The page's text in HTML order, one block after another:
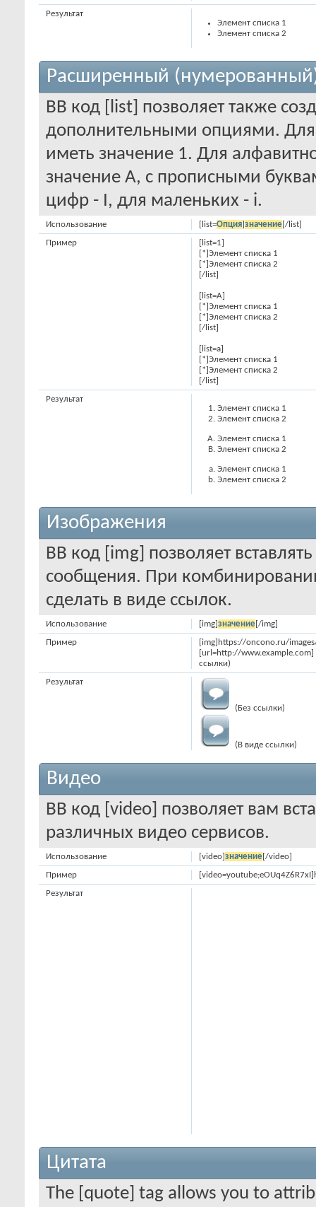
Элемент списка 1
Элемент списка 2
Результат
Расширенный
BB код [list] позволяет также
дополнительными опциями.
иметь значение 1. Для
значение A, с прописными
цифр - I, для маленьких - i.
[list=Опция]значение[/list]
Использование
[list=1]
[*]Элемент списка 1
[*]Элемент списка 2
[/list]
[list=A]
[*]Элемент списка 1
[*]Элемент списка 2
[/list]
[list=a]
[*]Элемент списка 1
[*]Элемент списка 2
[/list]
Пример
Элемент списка 1
Элемент списка 2
Элемент списка 1
Элемент списка 2
Элемент списка 1
Элемент списка 2
Результат
Изображения
BB код [img] позволяет
сообщения. При
сделать в виде ссылок.
[img]значение[/img]
Использование
[img]https://oncono.ru/
[url=http://
ссылки)
Пример
(Без ссылки)
(В виде ссылки)
Результат
Видео
BB код [video] позволяет вам
различных видео сервисов.
[video]значение[/video]
Использование
Пример
Результат
Цитата
The [quote] tag allows you to